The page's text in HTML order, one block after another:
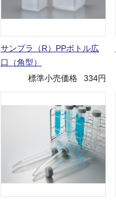
サンプラ（R）PPボトル広
口（角型）
標準小売価格
334円